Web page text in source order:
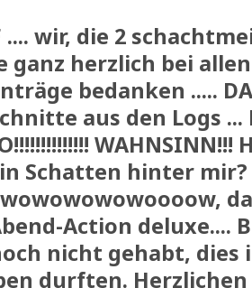
.... wir, die 2
ganz herzlich bei
bedanken .....
aus den Logs ...
WAHNSINN!!!
Schatten hinter mir?
Action deluxe....
nicht gehabt, dies
durften.